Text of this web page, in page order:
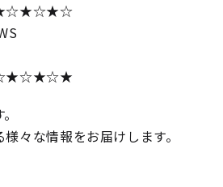
々な情報をお届けします。